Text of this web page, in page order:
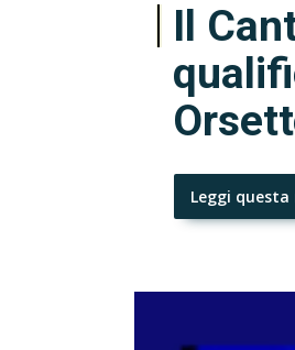
Il
Leggi